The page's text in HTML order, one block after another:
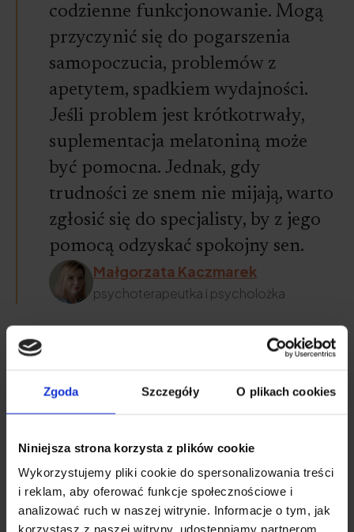
Zgoda Szczegóły O plikach cookies
Niniejsza strona korzysta z plików cookie
Wykorzystujemy pliki cookie do spersonalizowania treści
i reklam, aby oferować funkcje społecznościowe i
analizować ruch w naszej witrynie. Informacje o tym, jak
korzystasz z naszej witryny, udostępniamy partnerom
codzienne funkcjonowanie. Mogą
przyczynić się do pogarszenia
samopoczucia, problemów z
apetytem, spadkiem wydajności.
Jeśli problem jest krótkotrwały,
suplementacja melatoniną może
być pomocna. Jednak, gdy
trudności ze snem nie mijają, warto
zgłosić się do specjalisty, by z jego
pomocą odzyskać spokojny sen.
Małgorzata Kaczmarek
psychoterapeutka i psycholożka
Zobacz też:
Najlepsze tabletki na sen bez recepty
Praca zmianowa
Osoby pracujące zmianowo narażają się na